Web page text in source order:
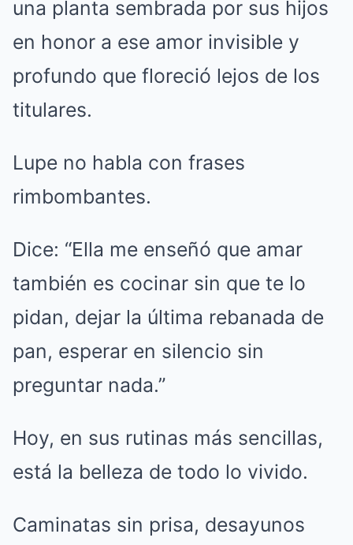
una planta sembrada por sus hijos
en honor a ese amor invisible y
profundo que floreció lejos de los
titulares.
Lupe no habla con frases
rimbombantes.
Dice: “Ella me enseñó que amar
también es cocinar sin que te lo
pidan, dejar la última rebanada de
pan, esperar en silencio sin
preguntar nada.”
Hoy, en sus rutinas más sencillas,
está la belleza de todo lo vivido.
Caminatas sin prisa, desayunos